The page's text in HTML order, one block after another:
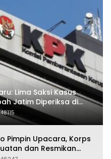
Lima Saksi Kasus
Jatim Diperiksa di
48115
Pimpin Upacara, Korps
dan Resmikan